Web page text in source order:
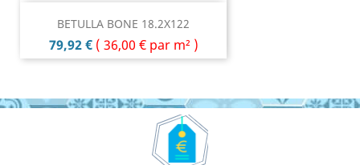
BETULLA BONE 18.2X122
Prix
79,92 € ( 36,00 € par m² )